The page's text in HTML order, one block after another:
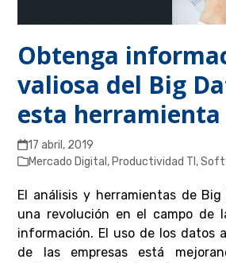
Obtenga
valiosa del Big
esta herramienta
17 abril, 2019
Mercado Digital , Productividad TI ,
El análisis y herramientas de
una revolución en el campo de
información. El uso de los datos
de las empresas está